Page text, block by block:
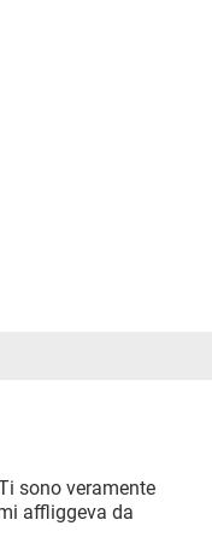
sono veramente
affliggeva da